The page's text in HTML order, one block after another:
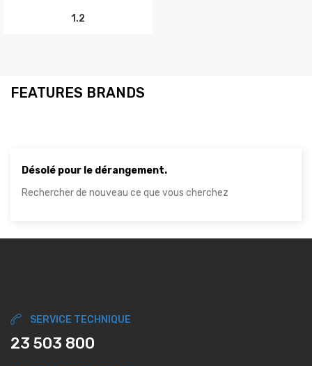
1.2
FEATURES BRANDS
Désolé pour le dérangement.
Rechercher de nouveau ce que vous cherchez
SERVICE TECHNIQUE
23 503 800